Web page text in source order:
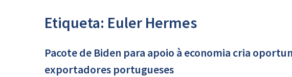
Etiqueta: Euler Hermes
Pacote de Biden para apoio à economia cria
exportadores portugueses